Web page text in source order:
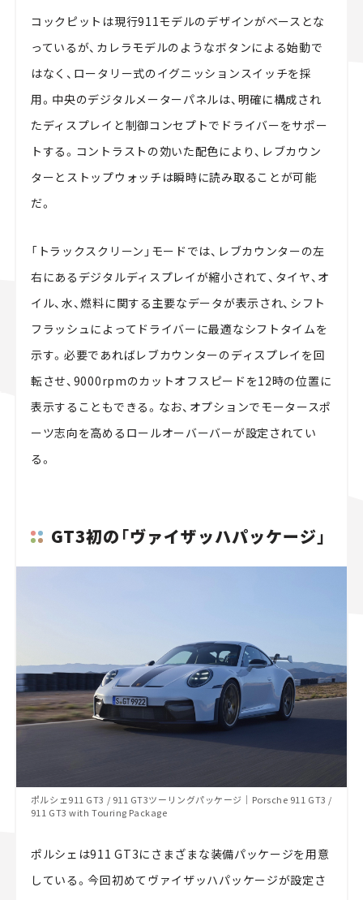
コックピットは現行911モデルのデザインがベースとな
っているが、カレラモデルのようなボタンによる始動で
はなく、ロータリー式のイグニッションスイッチを採
用。中央のデジタルメーターパネルは、明確に構成され
たディスプレイと制御コンセプトでドライバーをサポー
トする。コントラストの効いた配色により、レブカウン
ターとストップウォッチは瞬時に読み取ることが可能
だ。
「トラックスクリーン」モードでは、レブカウンターの左
右にあるデジタルディスプレイが縮小されて、タイヤ、オ
イル、水、燃料に関する主要なデータが表示され、シフト
フラッシュによってドライバーに最適なシフトタイムを
示す。必要であればレブカウンターのディスプレイを回
転させ、9000rpmのカットオフスピードを12時の位置に
表示することもできる。なお、オプションでモータースポ
ーツ志向を高めるロールオーバーバーが設定されてい
る。
GT3初の「ヴァイザッハパッケージ」
ポルシェ911 GT3 / 911 GT3ツーリングパッケージ｜Porsche 911 GT3 /
911 GT3 with Touring Package
ポルシェは911 GT3にさまざまな装備パッケージを用意
している。今回初めてヴァイザッハパッケージが設定さ